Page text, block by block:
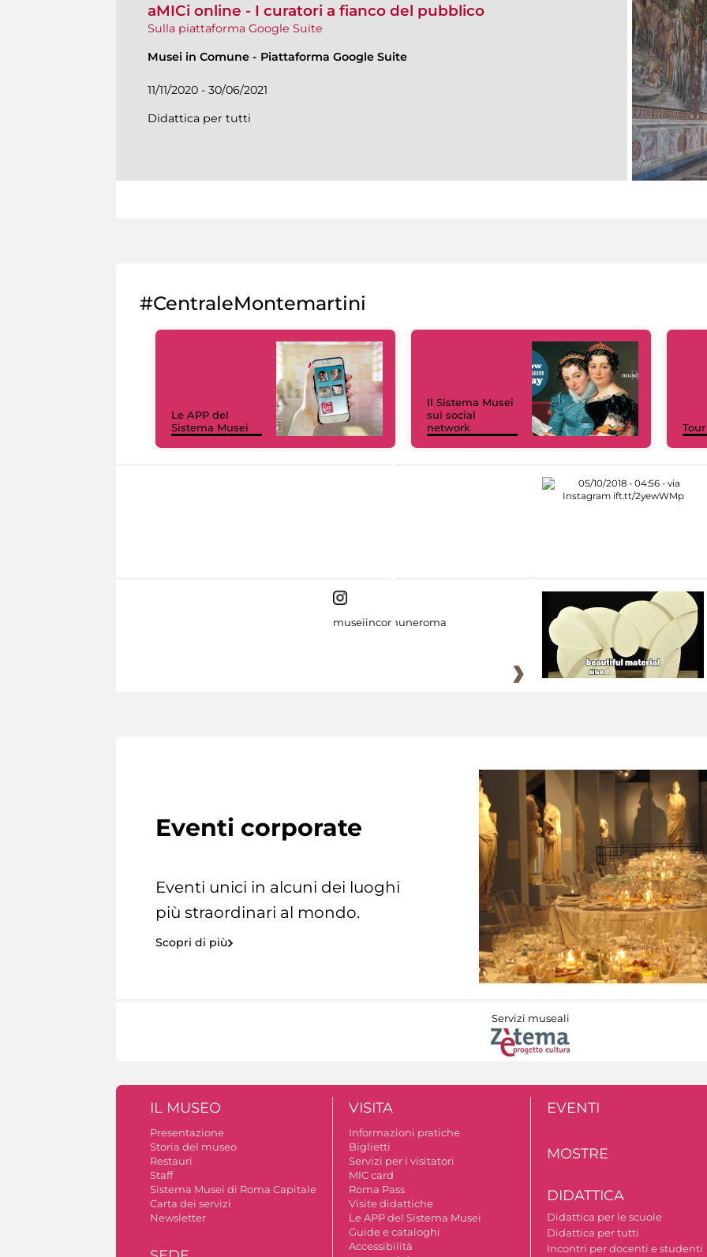
aMICi online - I curatori a fianco del pubblico
Sulla piattaforma Google Suite
Musei in Comune - Piattaforma Google Suite
11/11/2020 - 30/06/2021
Didattica per tutti
#CentraleMontemartini
Le APP del
Sistema Musei
Il Sistema Musei
sui social
network
museiincomuneroma
Eventi corporate
Eventi unici in alcuni dei luoghi
più straordinari al mondo.
Scopri di più
Servizi museali
IL MUSEO
Presentazione
Storia del museo
Restauri
Staff
Sistema Musei di Roma Capitale
Carta dei servizi
Newsletter
VISITA
Informazioni pratiche
Biglietti
Servizi per i visitatori
MIC card
Roma Pass
Visite didattiche
Le APP del Sistema Musei
Guide e cataloghi
Accessibilità
EVENTI
MOSTRE
DIDATTICA
Didattica per le scuole
Didattica per tutti
Incontri per docenti e studenti